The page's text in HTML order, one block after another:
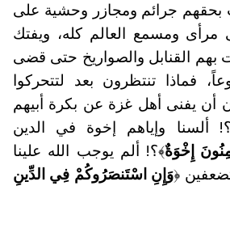
بحقهم جرائم ومجازر وحشية على
مرأى ومسمع العالم كله، ويفتك
بهم القنابل والصواريخ حتى قضى
فماذا تنتظرون بعد لتتحركوا
أن يفنى أهل غزة عن بكرة أبيهم
ألسنا وإياهم إخوة في الدين
إِخْوَةٌ﴾؟! ألم يوجب الله علينا
﴿وَإِنِ اسْتَنصَرُوكُمْ فِي الدِّينِ